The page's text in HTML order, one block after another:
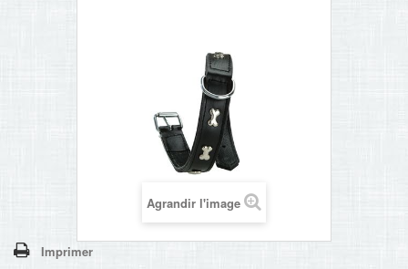
Agrandir l'image
Imprimer